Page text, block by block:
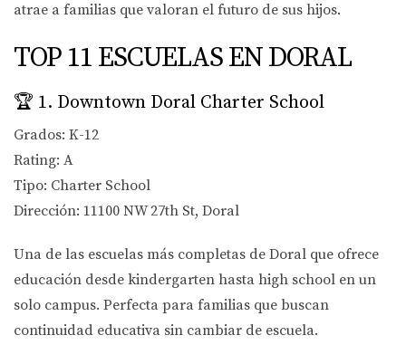
atrae a familias que valoran el futuro de sus hijos.
TOP 11 ESCUELAS EN DORAL
🏆 1. Downtown Doral Charter School
Grados: K-12
Rating: A
Tipo: Charter School
Dirección: 11100 NW 27th St, Doral
Una de las escuelas más completas de Doral que ofrece
educación desde kindergarten hasta high school en un
solo campus. Perfecta para familias que buscan
continuidad educativa sin cambiar de escuela.